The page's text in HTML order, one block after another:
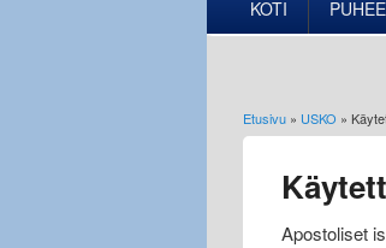
KOTI
Olet täällä
Etusivu » USKO »
Apostoliset